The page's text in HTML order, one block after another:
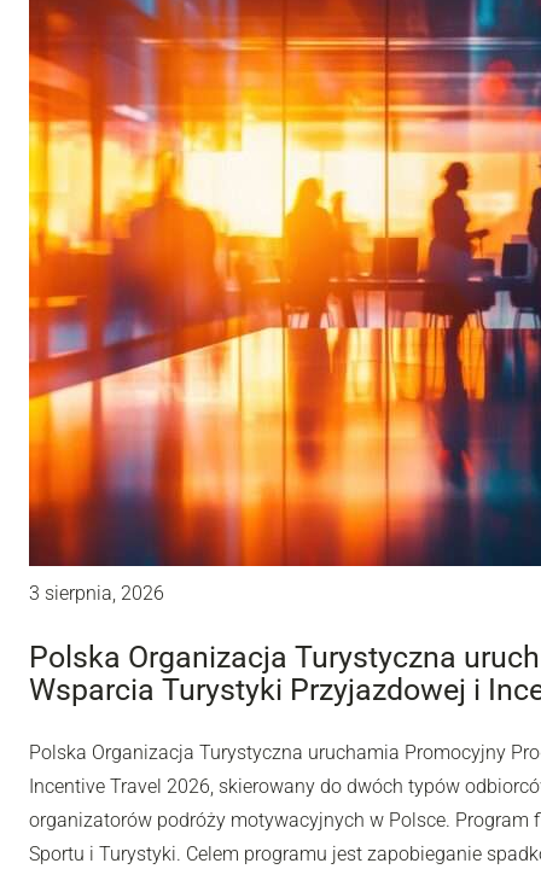
3 sierpnia, 2026
Polska Organizacja Turystyczna
Wsparcia Turystyki Przyjazdowej i
Polska Organizacja Turystyczna uruchamia Promocyjny
Incentive Travel 2026, skierowany do dwóch typów
organizatorów podróży motywacyjnych w Polsce.
Sportu i Turystyki. Celem programu jest zapobieganie